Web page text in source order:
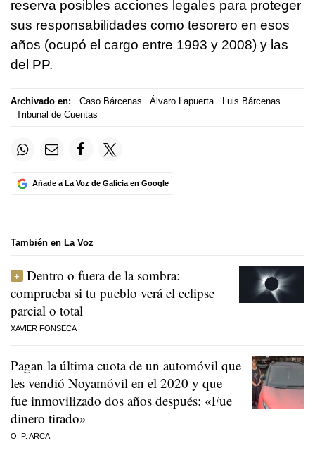
reserva posibles acciones legales para proteger
sus responsabilidades como tesorero en esos
años (ocupó el cargo entre 1993 y 2008) y las
del PP.
Archivado en: Caso Bárcenas Álvaro Lapuerta
Luis Bárcenas
Tribunal de Cuentas
Añade a La Voz de Galicia en Google
También en La Voz
Dentro o fuera de la sombra:
comprueba si tu pueblo verá el eclipse
parcial o total
XAVIER FONSECA
Pagan la última cuota de un automóvil que
les vendió Noyamóvil en el 2020 y que
fue inmovilizado dos años después: «Fue
dinero tirado»
O. P. ARCA